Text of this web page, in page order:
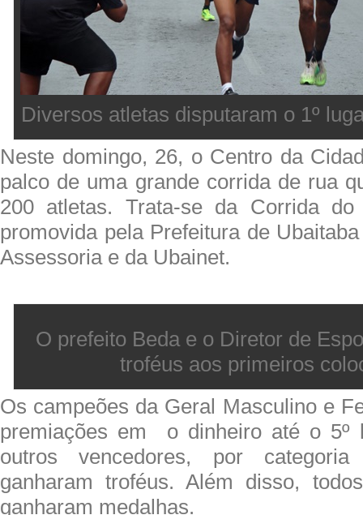
Diversos atletas disputaram o 1º
Neste domingo, 26, o Centro da
palco de uma grande corrida de rua
200 atletas. Trata-se da Corrida
promovida pela Prefeitura de
Assessoria e da Ubainet.
O prefeito Beda e o Diretor de
troféus aos primeiros
Os campeões da Geral Masculino e
premiações em o dinheiro até o 5º
outros vencedores, por
ganharam troféus. Além disso,
ganharam medalhas.